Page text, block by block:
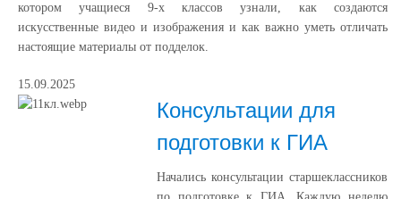
котором учащиеся 9-х классов узнали, как создаются
искусственные видео и изображения и как важно уметь отличать
настоящие материалы от подделок.
15.09.2025
Консультации для
подготовки к ГИА
Начались консультации старшеклассников